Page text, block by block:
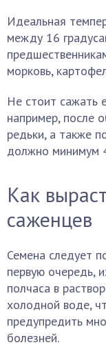
Идеальная
между 16
морковь,
Не стоит сажать
например, после
редьки, а также
должно минимум
Как
саженцев
Семена следует
первую очередь,
полчаса в
холодной воде,
предупредить
болезней.